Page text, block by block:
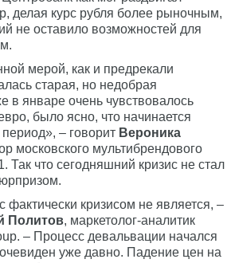
делая курс рубля более рыночным,
не оставило возможностей для
мерой, как и предрекали
старая, но недобрая
в январе очень чувствовалось
было ясно, что начинается
– говорит Вероника
московского мультибрендового
Так что сегодняшний кризис не стал
фактически кризисом не является, –
Политов, маркетолог-аналитик
– Процесс девальвации начался
уже давно. Падение цен на